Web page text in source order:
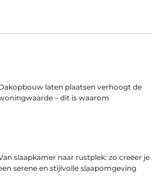
laten plaatsen verhoogt de
– dit is waarom
slaapkamer naar rustplek: zo creëer je
serene en stijlvolle slaapomgeving